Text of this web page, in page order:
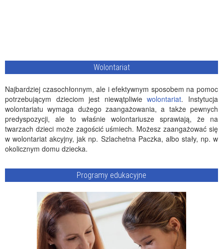
Wolontariat
Najbardziej czasochłonnym, ale i efektywnym sposobem na pomoc
potrzebującym dzieciom jest niewątpliwiewolontariat. Instytucja
wolontariatu wymaga dużego zaangażowania, a także pewnych
predyspozycji, ale to właśnie wolontariusze sprawiają, że na
twarzach dzieci może zagościć uśmiech. Możesz zaangażować się
w wolontariat akcyjny, jak np. Szlachetna Paczka, albo stały, np. w
okolicznym domu dziecka.
Programy edukacyjne